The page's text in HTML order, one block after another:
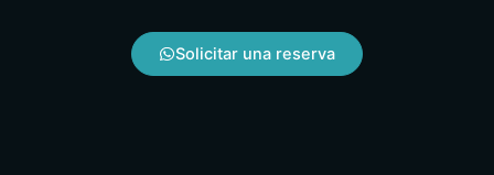
Solicitar una reserva